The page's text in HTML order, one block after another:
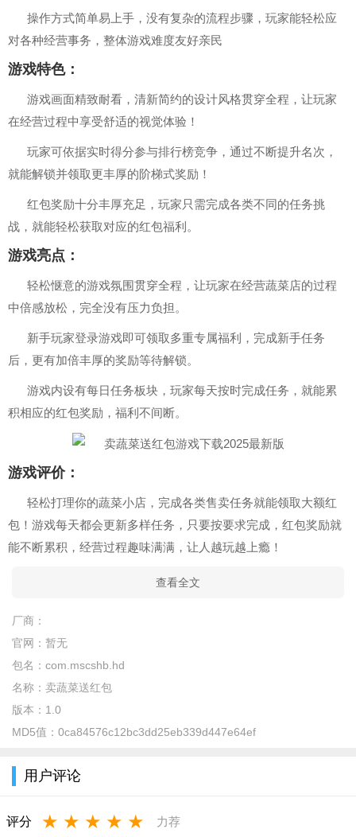
操作方式简单易上手，没有复杂的流程步骤，玩家能轻松应
对各种经营事务，整体游戏难度友好亲民
游戏特色：
游戏画面精致耐看，清新简约的设计风格贯穿全程，让玩家
在经营过程中享受舒适的视觉体验！
玩家可依据实时得分参与排行榜竞争，通过不断提升名次，
就能解锁并领取更丰厚的阶梯式奖励！
红包奖励十分丰厚充足，玩家只需完成各类不同的任务挑
战，就能轻松获取对应的红包福利。
游戏亮点：
轻松惬意的游戏氛围贯穿全程，让玩家在经营蔬菜店的过程
中倍感放松，完全没有压力负担。
新手玩家登录游戏即可领取多重专属福利，完成新手任务
后，更有加倍丰厚的奖励等待解锁。
游戏内设有每日任务板块，玩家每天按时完成任务，就能累
积相应的红包奖励，福利不间断。
游戏评价：
轻松打理你的蔬菜小店，完成各类售卖任务就能领取大额红
包！游戏每天都会更新多样任务，只要按要求完成，红包奖励就
能不断累积，经营过程趣味满满，让人越玩越上瘾！
查看全文
厂商：
官网： 暂无
包名： com.mscshb.hd
名称： 卖蔬菜送红包
版本： 1.0
MD5值： 0ca84576c12bc3dd25eb339d447e64ef
用户评论
评分 ★ ★ ★ ★ ★ 力荐